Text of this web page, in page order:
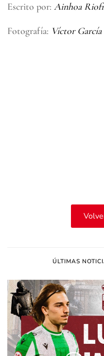
Escrito por: Ainhoa
Fotografía: Víctor García
ÚLTIMAS